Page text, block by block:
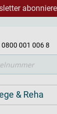
001 006 8
& Reha